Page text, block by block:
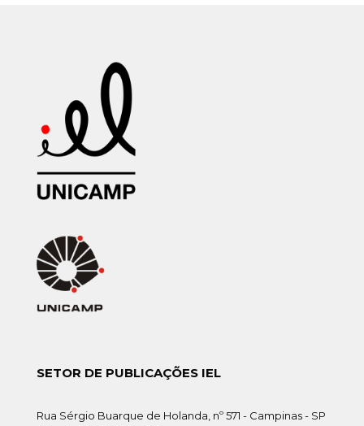
SETOR DE PUBLICAÇÕES IEL
Rua Sérgio Buarque de Holanda, nº 571 - Campinas - SP